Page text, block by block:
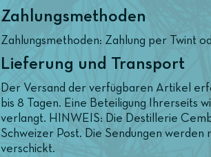
Zahlungsmethoden
Zahlungsmethoden: Zahlung per Twint
Lieferung und Transport
Der Versand der verfügbaren Artikel
bis 8 Tagen. Eine Beteiligung Ihrerseits
verlangt. HINWEIS: Die Destillerie
Schweizer Post. Die Sendungen werden
verschickt.